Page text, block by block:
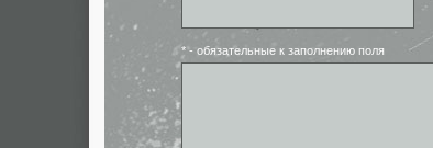
* - обязательные к заполнению поля